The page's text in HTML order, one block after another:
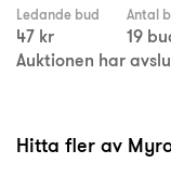
Ledande bud
47 kr
Antal
19
Auktionen har
Hitta fler av